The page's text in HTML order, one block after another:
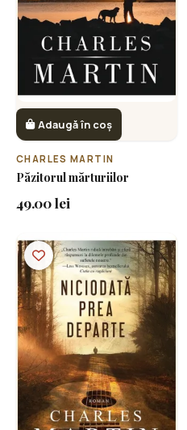
Adaugă în coș
CHARLES MARTIN
Păzitorul mărturiilor
49.00 lei